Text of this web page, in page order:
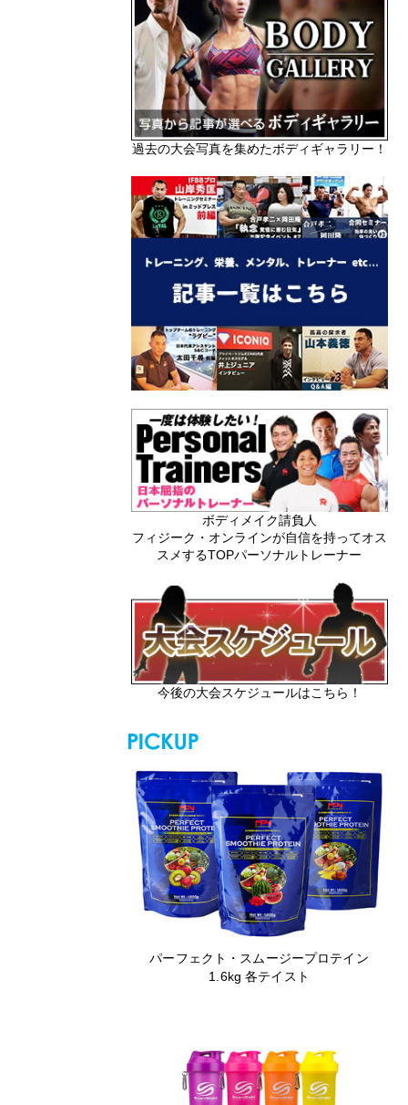
過去の大会写真を集めたボディギャラリー！
ボディメイク請負人
フィジーク・オンラインが自信を持ってオス
スメするTOPパーソナルトレーナー
今後の大会スケジュールはこちら！
パーフェクト・スムージープロテイン
1.6kg 各テイスト